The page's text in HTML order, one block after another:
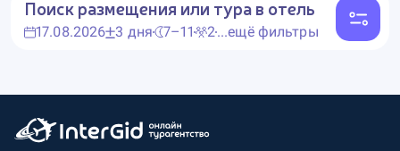
Поиск размещения или тура в отель
17.08.2026 3 дня 7–11 2...ещё фильтры